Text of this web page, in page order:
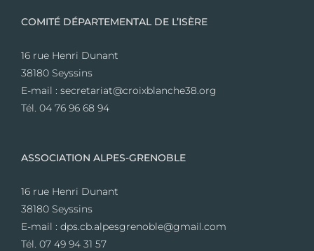
COMITÉ DÉPARTEMENTAL DE L’ISÈRE
16 rue Henri Dunant
38180 Seyssins
E-mail : secretariat@croixblanche38.org
Tél. 04 76 96 68 94
ASSOCIATION ALPES-GRENOBLE
16 rue Henri Dunant
38180 Seyssins
E-mail : dps.cb.alpesgrenoble@gmail.com
Tél. 07 49 94 31 57